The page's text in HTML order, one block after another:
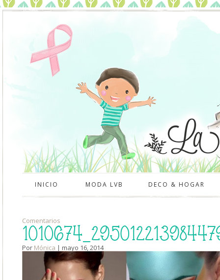
INICIO MODA LVB DECO & HOGAR
Comentarios
Por Mónica | mayo 16, 2014